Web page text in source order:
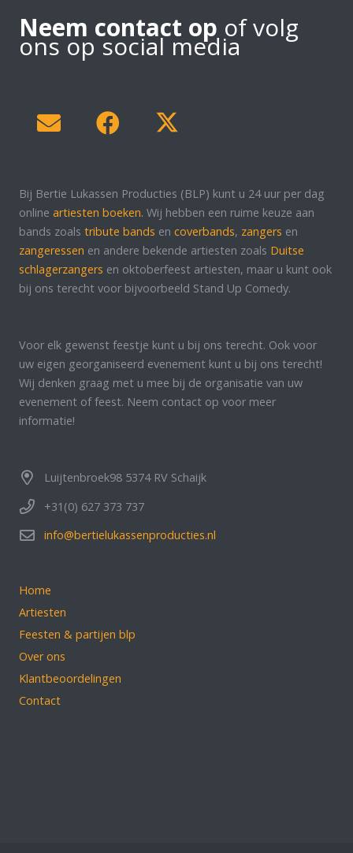
Neem contact op of volg
ons op social media
Bij Bertie Lukassen Producties (BLP) kunt u 24 uur per dag
online artiesten boeken. Wij hebben een ruime keuze aan
bands zoals tribute bands en coverbands, zangers en
zangeressen en andere bekende artiesten zoals Duitse
schlagerzangers en oktoberfeest artiesten, maar u kunt ook
bij ons terecht voor bijvoorbeeld Stand Up Comedy.
Voor elk gewenst feestje kunt u bij ons terecht. Ook voor
uw eigen georganiseerd evenement kunt u bij ons terecht!
Wij denken graag met u mee bij de organisatie van uw
evenement of feest. Neem contact op voor meer
informatie!
Luijtenbroek98 5374 RV Schaijk
+31(0) 627 373 737
info@bertielukassenproducties.nl
Home
Artiesten
Feesten & partijen blp
Over ons
Klantbeoordelingen
Contact